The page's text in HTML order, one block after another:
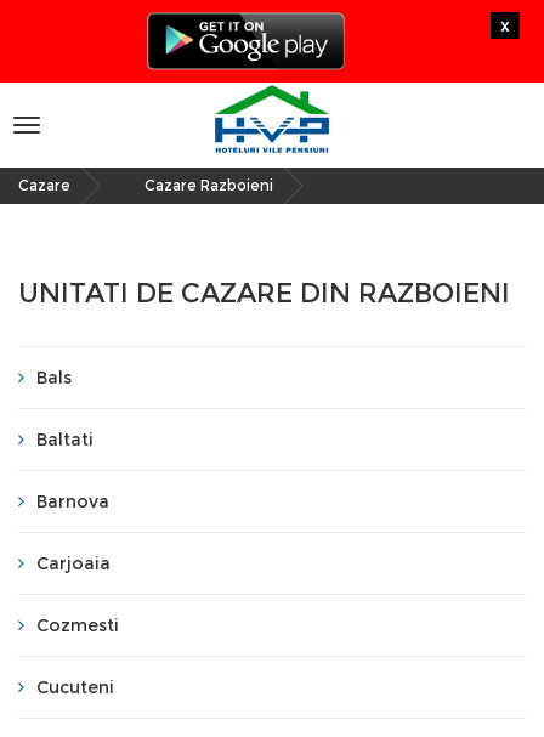
x
Toggle
navigation
Cazare Cazare Razboieni
UNITATI DE CAZARE DIN RAZBOIENI
Bals
Baltati
Barnova
Carjoaia
Cozmesti
Cucuteni